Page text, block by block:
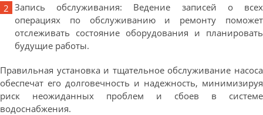
Запись обслуживания: Ведение записей о всех
операциях по обслуживанию и ремонту поможет
отслеживать состояние оборудования и планировать
будущие работы.
Правильная установка и тщательное обслуживание насоса
обеспечат его долговечность и надежность, минимизируя
риск неожиданных проблем и сбоев в системе
водоснабжения.